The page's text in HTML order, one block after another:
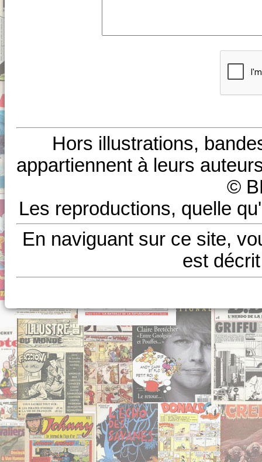
Hors illustrations,
appartiennent à leurs
©
Les reproductions, quelle
En naviguant sur ce site,
est